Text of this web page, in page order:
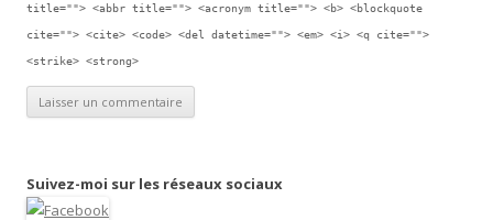
title=""> <abbr title=""> <acronym title=""> <b> <blockquote
cite=""> <cite> <code> <del datetime=""> <em> <i> <q cite="">
<strike> <strong>
Suivez-moi sur les réseaux sociaux